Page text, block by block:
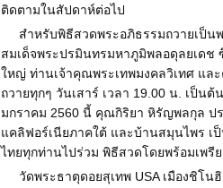
ติดตามในสัปดาห์ต่อไป
สำหรับพิธีสวดพระอภิธรรมถวายเป็น
สมเด็จพระปรมินทรมหาภูมิพลอดุลยเดช
ใหญ่ ท่านเจ้าคุณพระเทพมงคลวิเทศ แล
ถวายทุกๆ วันเสาร์ เวลา 19.00 น. เป็นต้
มกราคม 2560 นี้ คุณกิริยา หิรัญพลกุล ป
แคลิฟอร์เนียภาคใต้ และบ้านสมุนไพร เ
ไทยทุกท่านไปร่วม พิธีสวดโดยพร้อมเพรี
วัดพระธาตุดอยสุเทพ USA เมืองชิโ